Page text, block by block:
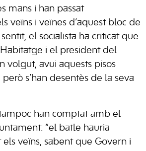
mans i han passat
veïns i veïnes d’aquest bloc de
sentit, el socialista ha criticat que
i el president del
volgut, avui aquests pisos
però s’han desentès de la seva
han comptat amb el
“el batle hauria
els veïns, sabent que Govern i